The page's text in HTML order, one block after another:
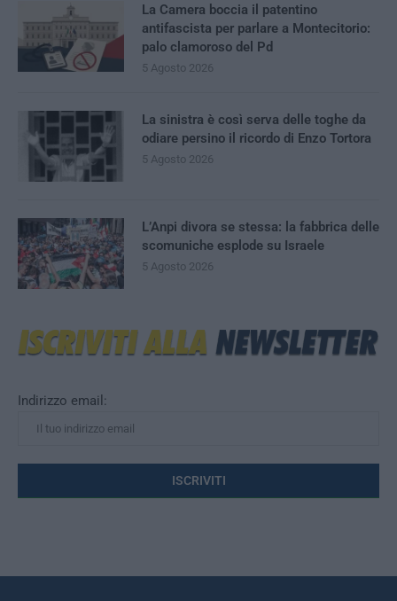
Indirizzo email:
La Camera boccia il patentino
antifascista per parlare a Montecitorio:
palo clamoroso del Pd
5 Agosto 2026
La sinistra è così serva delle toghe da
odiare persino il ricordo di Enzo Tortora
5 Agosto 2026
L’Anpi divora se stessa: la fabbrica delle
scomuniche esplode su Israele
5 Agosto 2026